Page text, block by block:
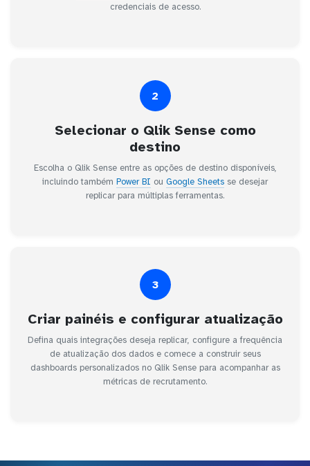
credenciais de acesso.
2
Selecionar o Qlik Sense como
destino
Escolha o Qlik Sense entre as opções de destino disponíveis,
incluindo também Power BI ou Google Sheets se desejar
replicar para múltiplas ferramentas.
3
Criar painéis e configurar atualização
Defina quais integrações deseja replicar, configure a frequência
de atualização dos dados e comece a construir seus
dashboards personalizados no Qlik Sense para acompanhar as
métricas de recrutamento.